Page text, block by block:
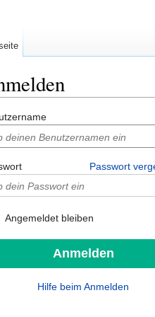
Passwort
Angemeldet bleiben
Hilfe beim Anmelden